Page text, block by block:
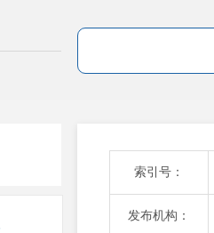
索引号：
发布机构：